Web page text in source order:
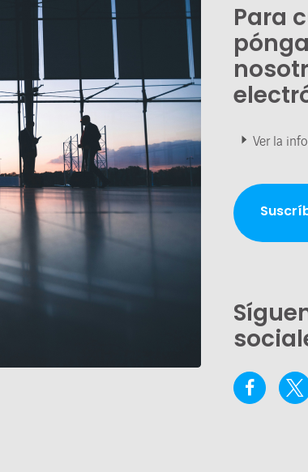
Para
Ver la